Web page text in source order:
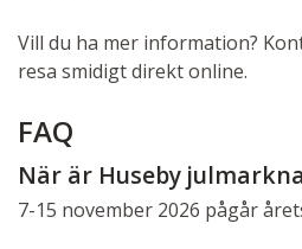
Vill du ha mer information?
resa smidigt direkt online.
FAQ
När är Huseby
7-15 november 2026 pågår